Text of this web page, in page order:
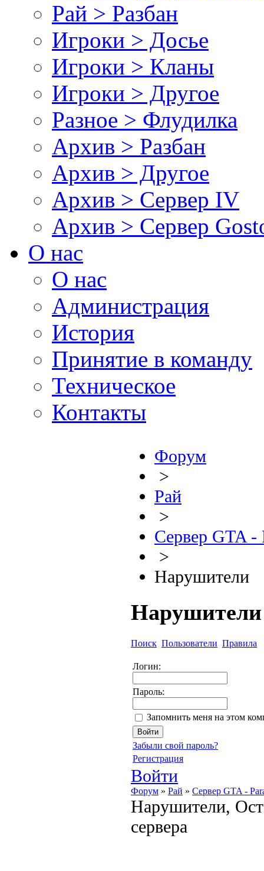
Рай > Разбан
Игроки > Досье
Игроки > Кланы
Игроки > Другое
Разное > Флудилка
Архив > Разбан
Архив > Другое
Архив > Сервер IV
Архив > Сервер
О нас
О нас
Администрация
История
Принятие в команду
Техническое
Контакты
Форум
>
Рай
>
Сервер GTA -
>
Нарушители
Нарушители
Поиск Пользователи Правила
Логин:
Пароль:
Запомнить меня на этом
Забыли свой пароль?
Регистрация
Войти
Форум » Рай » Сервер GTA -
Нарушители,
сервера